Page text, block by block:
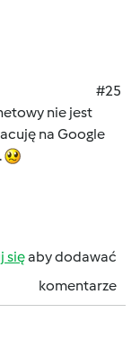
#25
nie jest
na Google
sięaby dodawać
komentarze